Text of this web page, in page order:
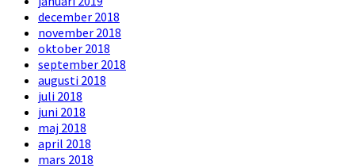
december 2018
november 2018
oktober 2018
september 2018
augusti 2018
juli 2018
juni 2018
maj 2018
april 2018
mars 2018